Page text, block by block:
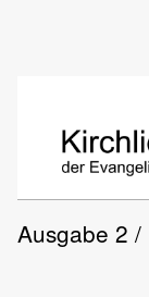
Ausgabe 2